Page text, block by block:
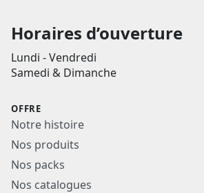
Horaires d’ouverture
Lundi - Vendredi
Samedi & Dimanche
OFFRE
Notre histoire
Nos produits
Nos packs
Nos catalogues